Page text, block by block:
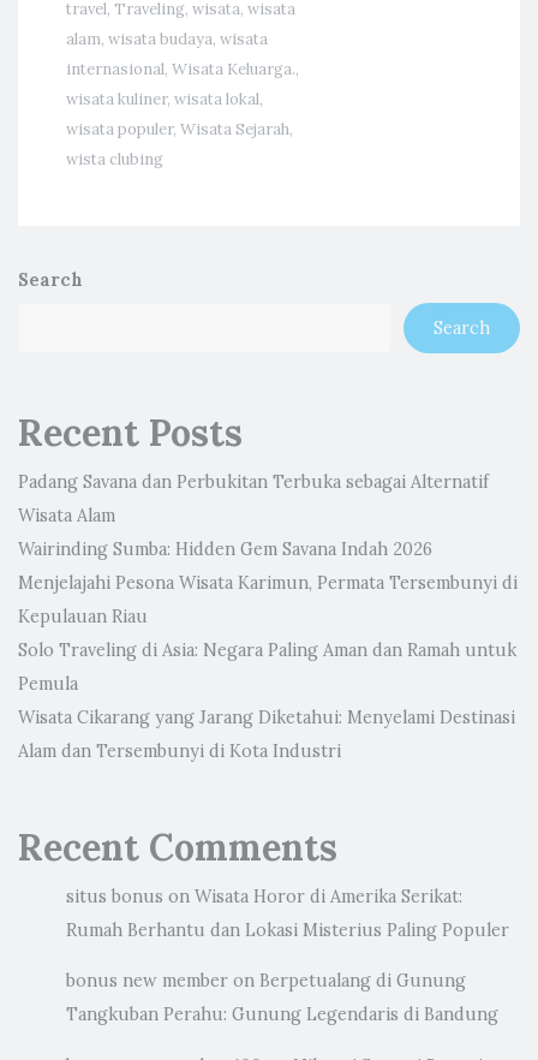
travel, Traveling, wisata, wisata
alam, wisata budaya, wisata
internasional, Wisata Keluarga.,
wisata kuliner, wisata lokal,
wisata populer, Wisata Sejarah,
wista clubing
Search
Search
Recent Posts
Padang Savana dan Perbukitan Terbuka sebagai Alternatif
Wisata Alam
Wairinding Sumba: Hidden Gem Savana Indah 2026
Menjelajahi Pesona Wisata Karimun, Permata Tersembunyi di
Kepulauan Riau
Solo Traveling di Asia: Negara Paling Aman dan Ramah untuk
Pemula
Wisata Cikarang yang Jarang Diketahui: Menyelami Destinasi
Alam dan Tersembunyi di Kota Industri
Recent Comments
situs bonus on Wisata Horor di Amerika Serikat:
Rumah Berhantu dan Lokasi Misterius Paling Populer
bonus new member on Berpetualang di Gunung
Tangkuban Perahu: Gunung Legendaris di Bandung